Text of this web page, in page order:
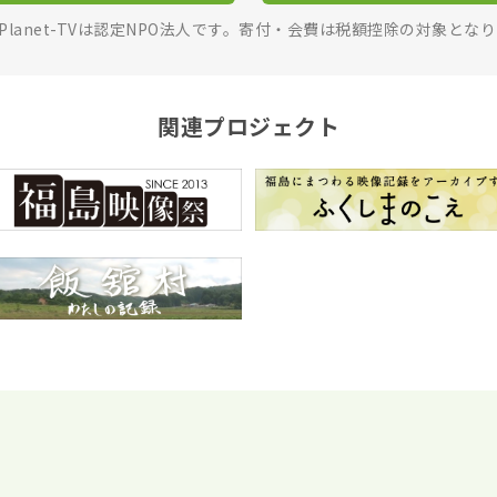
TVは認定NPO法人です。寄付・会費は税額控除の対象とな
関連プロジェクト